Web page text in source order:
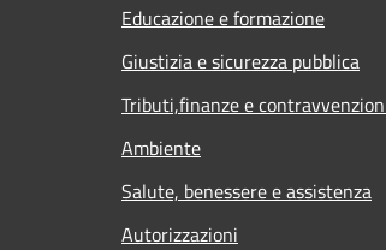
Educazione e formazione
Giustizia e sicurezza pubblica
Tributi,finanze e
Ambiente
Salute, benessere e assistenza
Autorizzazioni